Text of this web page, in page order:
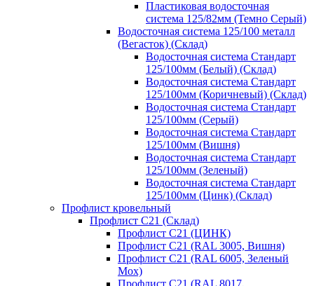
Пластиковая водосточная
система 125/82мм (Темно Серый)
Водосточная система 125/100 металл
(Вегасток) (Склад)
Водосточная система Стандарт
125/100мм (Белый) (Склад)
Водосточная система Стандарт
125/100мм (Коричневый) (Склад)
Водосточная система Стандарт
125/100мм (Серый)
Водосточная система Стандарт
125/100мм (Вишня)
Водосточная система Стандарт
125/100мм (Зеленый)
Водосточная система Стандарт
125/100мм (Цинк) (Склад)
Профлист кровельный
Профлист С21 (Склад)
Профлист С21 (ЦИНК)
Профлист С21 (RAL 3005, Вишня)
Профлист С21 (RAL 6005, Зеленый
Мох)
Профлист С21 (RAL 8017,